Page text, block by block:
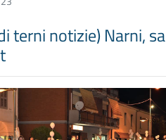
terni notizie) Narni,